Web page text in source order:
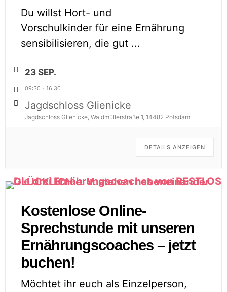
Du willst Hort- und
Vorschulkinder für eine Ernährung
sensibilisieren, die gut ...
23 SEP.
09:30 - 16:30
Jagdschloss Glienicke
Jagdschloss Glienicke, Waldmüllerstraße 1, 14482 Potsdam
DETAILS ANZEIGEN
Kostenlose Online-
Sprechstunde mit unseren
Ernährungscoaches – jetzt
buchen!
Möchtet ihr euch als Einzelperson,